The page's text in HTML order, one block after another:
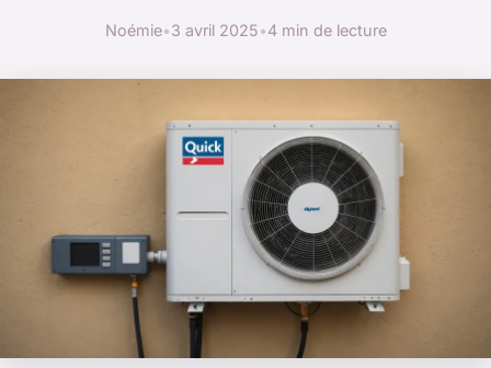
Noémie•3 avril 2025•4 min de lecture